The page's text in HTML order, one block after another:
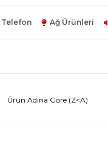
Telefon Ağ Ürünleri
Ürün Adına Göre (Z<A)